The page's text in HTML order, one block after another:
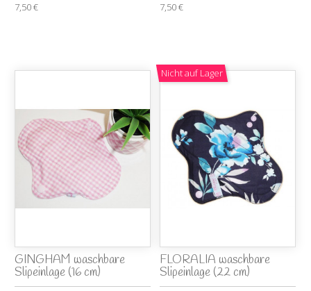
7,50 € 7,50 €
GINGHAM waschbare
Slipeinlage (16 cm)
Nicht auf Lager
FLORALIA waschbare
Slipeinlage (22 cm)